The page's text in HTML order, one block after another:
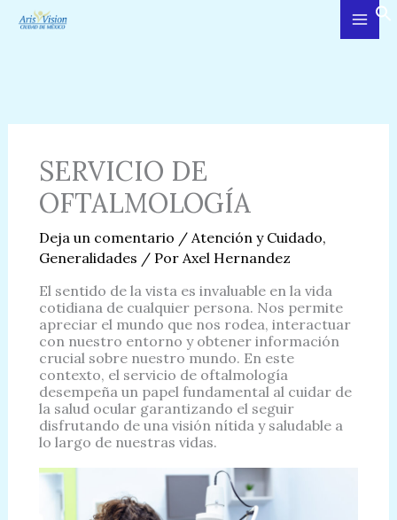
SERVICIO DE
OFTALMOLOGÍA
Deja un comentario / Atención y Cuidado,
Generalidades / Por Axel Hernandez
El sentido de la vista es invaluable en la vida
cotidiana de cualquier persona. Nos permite
apreciar el mundo que nos rodea, interactuar
con nuestro entorno y obtener información
crucial sobre nuestro mundo. En este
contexto, el servicio de oftalmología
desempeña un papel fundamental al cuidar de
la salud ocular garantizando el seguir
disfrutando de una visión nítida y saludable a
lo largo de nuestras vidas.